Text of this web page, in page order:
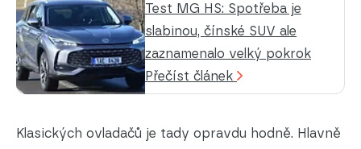
Test MG HS: Spotřeba je
slabinou, čínské SUV ale
zaznamenalo velký pokrok
Přečíst článek
Klasických ovladačů je tady opravdu hodně. Hlavně